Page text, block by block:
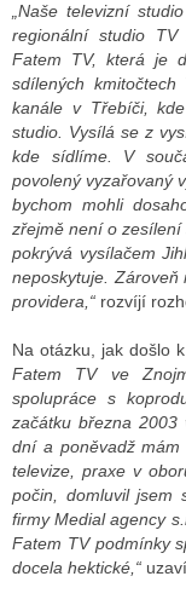
INTERNET
RÁDIA
STRÁNKY RÁDIÍ
STRÁNKY TV
TISK
STÁT BLOGEREM
BLOGERA
„Naše televizní
regionální studio
Fatem TV, která je
sdílených
kanále v Třebíči,
studio. Vysílá se z
kde sídlíme. V
povolený vyzařovaný
bychom mohli
zřejmě není o zesílení
pokrývá vysílačem
neposkytuje.
providera,“ rozvíjí
Na otázku, jak došlo
Fatem TV ve
spolupráce s
začátku března 2003
dní a poněvadž mám
televize, praxe v
počin, domluvil jsem
firmy Medial agency
Fatem TV podmínky
docela hektické,“